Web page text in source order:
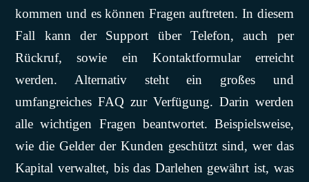
kommen und es können Fragen auftreten. In diesem
Fall kann der Support über Telefon, auch per
Rückruf, sowie ein Kontaktformular erreicht
werden. Alternativ steht ein großes und
umfangreiches FAQ zur Verfügung. Darin werden
alle wichtigen Fragen beantwortet. Beispielsweise,
wie die Gelder der Kunden geschützt sind, wer das
Kapital verwaltet, bis das Darlehen gewährt ist, was